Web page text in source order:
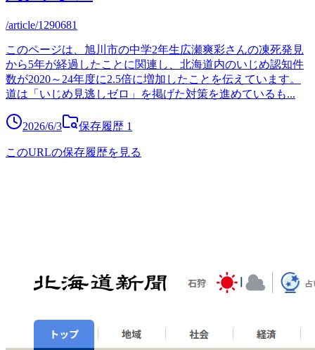
/article/1290681
このページは、旭川市の中学2年生広瀬爽彩さんの凍死発見
から5年が経過したことに関連し、北海道内のいじめ認知件
数が2020～24年度に2.5倍に増加したことを伝えています。
道は「いじめ見逃しゼロ」を掲げた対策を進めているも...
2026/6/3 保存履歴 1
このURLの保存履歴を見る